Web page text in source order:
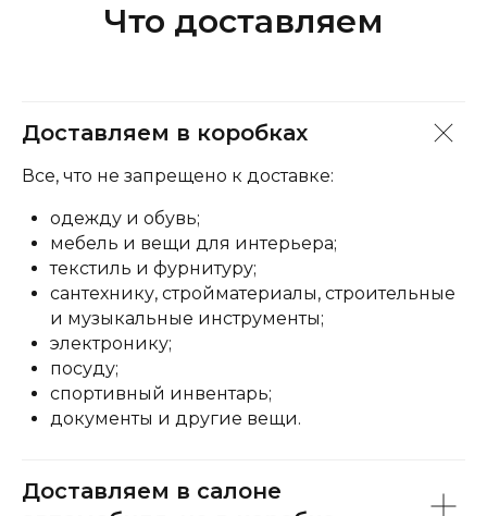
Что доставляем
Доставляем в коробках
Все, что не запрещено к доставке:
одежду и обувь;
мебель и вещи для интерьера;
текстиль и фурнитуру;
сантехнику, стройматериалы, строительные
и музыкальные инструменты;
электронику;
посуду;
спортивный инвентарь;
документы и другие вещи.
Доставляем в салоне